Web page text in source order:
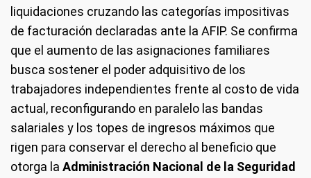
liquidaciones cruzando las categorías impositivas
de facturación declaradas ante la AFIP. Se confirma
que el aumento de las asignaciones familiares
busca sostener el poder adquisitivo de los
trabajadores independientes frente al costo de vida
actual, reconfigurando en paralelo las bandas
salariales y los topes de ingresos máximos que
rigen para conservar el derecho al beneficio que
otorga la Administración Nacional de la Seguridad